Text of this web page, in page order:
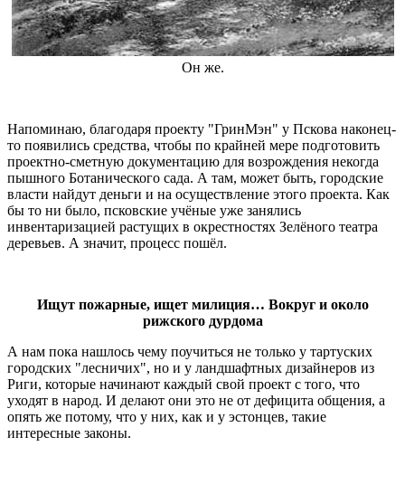
Он же.
Напоминаю, благодаря проекту "ГринМэн" у Пскова наконец-
то появились средства, чтобы по крайней мере подготовить
проектно-сметную документацию для возрождения некогда
пышного Ботанического сада. А там, может быть, городские
власти найдут деньги и на осуществление этого проекта. Как
бы то ни было, псковские учёные уже занялись
инвентаризацией растущих в окрестностях Зелёного театра
деревьев. А значит, процесс пошёл.
Ищут пожарные, ищет милиция… Вокруг и около
рижского дурдома
А нам пока нашлось чему поучиться не только у тартуских
городских "лесничих", но и у ландшафтных дизайнеров из
Риги, которые начинают каждый свой проект с того, что
уходят в народ. И делают они это не от дефицита общения, а
опять же потому, что у них, как и у эстонцев, такие
интересные законы.